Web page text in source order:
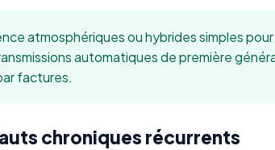
atmosphériques ou hybrides simples pour
automatiques de première
factures.
chroniques récurrents